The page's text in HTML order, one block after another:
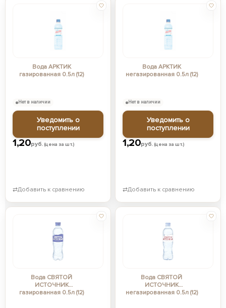
Вода АРКТИК
газированная 0.5л (12)
1,20руб.(цена за шт.)
Нет в наличии
Уведомить о
поступлении
⇄Добавить к сравнению
Вода АРКТИК
негазированная 0.5л (12)
1,20руб.(цена за шт.)
Нет в наличии
Уведомить о
поступлении
⇄Добавить к сравнению
Вода СВЯТОЙ
ИСТОЧНИК
газированная 0.5л (12)
Вода СВЯТОЙ
ИСТОЧНИК
негазированная 0.5л (12)